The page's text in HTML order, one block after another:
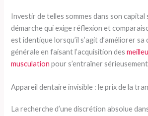
Investir de telles sommes dans son capital
démarche qui exige réflexion et
est identique lorsqu’il s’agit d’améliorer
générale en faisant l’acquisition des
musculation pour s’entraîner
Appareil dentaire invisible : le prix de la
La recherche d’une discrétion absolue